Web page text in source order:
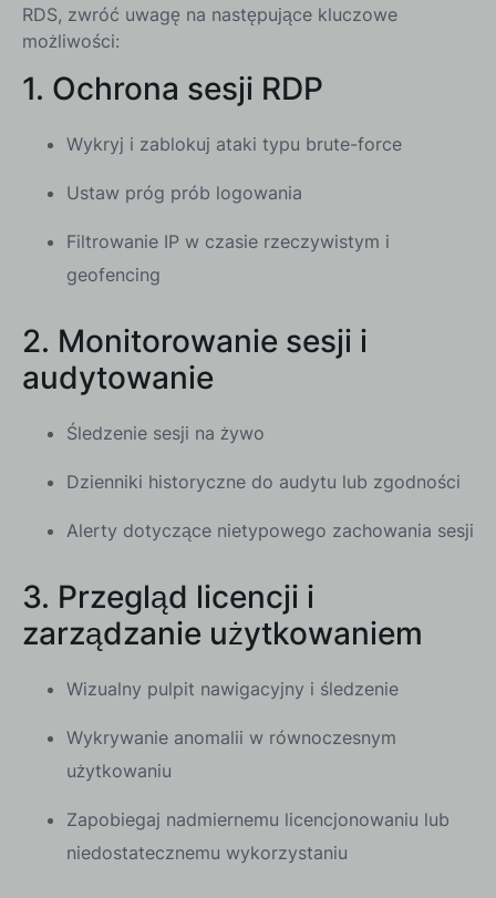
RDS, zwróć uwagę na następujące kluczowe
możliwości:
1. Ochrona sesji RDP
Wykryj i zablokuj ataki typu brute-force
Ustaw próg prób logowania
Filtrowanie IP w czasie rzeczywistym i
geofencing
2. Monitorowanie sesji i
audytowanie
Śledzenie sesji na żywo
Dzienniki historyczne do audytu lub zgodności
Alerty dotyczące nietypowego zachowania sesji
3. Przegląd licencji i
zarządzanie użytkowaniem
Wizualny pulpit nawigacyjny i śledzenie
Wykrywanie anomalii w równoczesnym
użytkowaniu
Zapobiegaj nadmiernemu licencjonowaniu lub
niedostatecznemu wykorzystaniu